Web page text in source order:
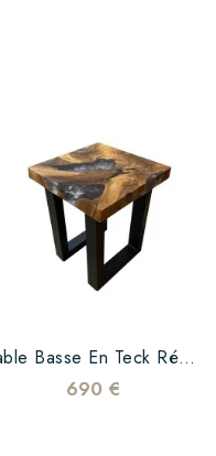
Table Basse En Teck Résine Transparente Et Métal
690 €